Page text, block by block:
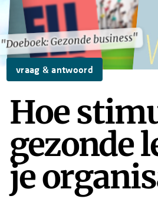
"Doeboek: Gezonde business"
"Doeboek: Gezonde business"
vraag & antwoord
Hoe
gezonde
je